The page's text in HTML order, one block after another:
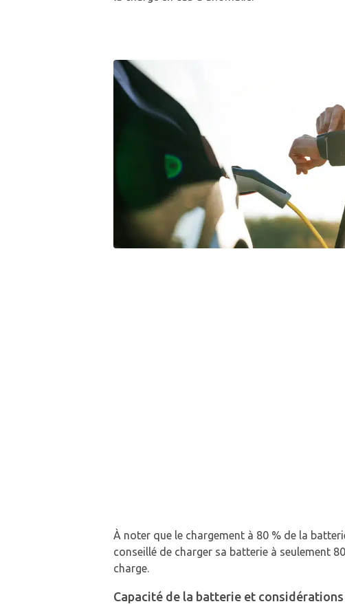
À noter que le chargement à 80 % de la
conseillé de charger sa batterie à seulement
charge.
Capacité de la batterie et